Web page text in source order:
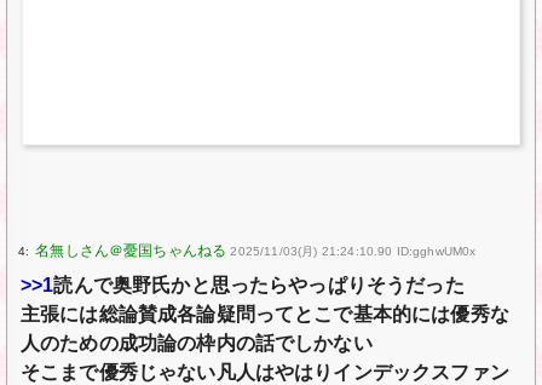
4: 2025/11/03(月) 21:24:10.90 ID:gghwUM0x
>>1読んで奥野氏かと思ったらやっぱりそうだった
主張には総論賛成各論疑問ってとこで基本的には優秀な
人のための成功論の枠内の話でしかない
そこまで優秀じゃない凡人はやはりインデックスファン